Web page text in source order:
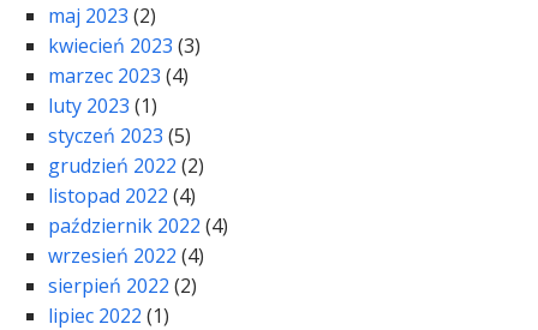
maj 2023 (2)
kwiecień 2023 (3)
marzec 2023 (4)
luty 2023 (1)
styczeń 2023 (5)
grudzień 2022 (2)
listopad 2022 (4)
październik 2022 (4)
wrzesień 2022 (4)
sierpień 2022 (2)
lipiec 2022 (1)